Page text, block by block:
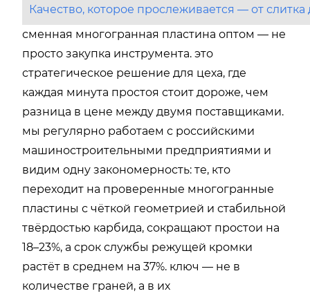
Качество, которое прослеживается — от слитка
сменная многогранная пластина оптом — не
просто закупка инструмента. это
стратегическое решение для цеха, где
каждая минута простоя стоит дороже, чем
разница в цене между двумя поставщиками.
мы регулярно работаем с российскими
машиностроительными предприятиями и
видим одну закономерность: те, кто
переходит на проверенные многогранные
пластины с чёткой геометрией и стабильной
твёрдостью карбида, сокращают простои на
18–23%, а срок службы режущей кромки
растёт в среднем на 37%. ключ — не в
количестве граней, а в их